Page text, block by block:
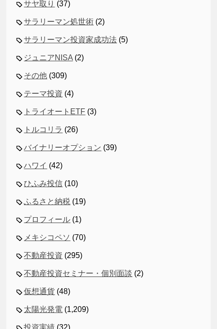
サヤ取り (37)
サラリーマン処世術 (2)
サラリーマン投資家成功法 (5)
ジュニアNISA (2)
その他 (309)
テーマ投資 (4)
トライオートETF (3)
トルコリラ (26)
バイナリーオプション (39)
ハワイ (42)
ひふみ投信 (10)
ふるさと納税 (19)
プロフィール (1)
メキシコペソ (70)
不動産投資 (295)
不動産投資セミナー・個別面談 (2)
仮想通貨 (48)
太陽光発電 (1,209)
投資実績 (32)